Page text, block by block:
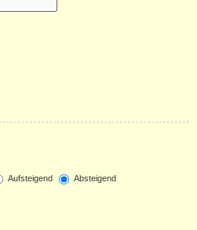
Aufsteigend
Absteigend